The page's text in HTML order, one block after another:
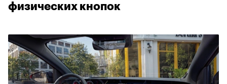
физических кнопок